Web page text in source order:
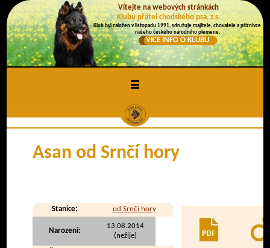
Vítejte na webových stránkách
Klubu přátel chodského psa, z.s.
Klub byl založen v listopadu 1991, sdružuje majitele, chovatele a příznivce
našeho českého národního plemene.
VÍCE INFO O KLUBU
≡
Asan od Srnčí hory
Stanice: od Srnčí hory
Narození:
13.08.2014
(nežije)